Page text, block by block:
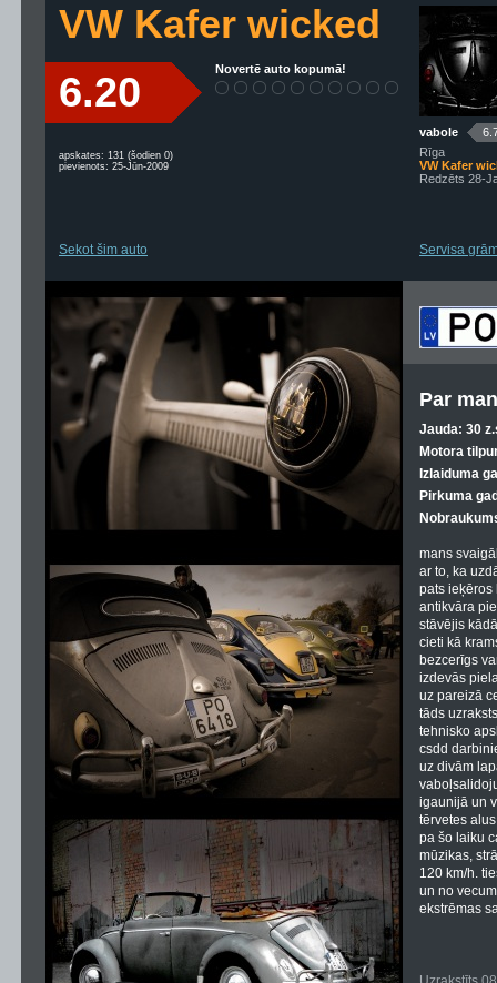
VW Kafer wicked
6.20 Novertē auto kopumā!
apskates: 131 (šodien 0)
pievienots: 25-Jūn-2009
Sekot šim auto
vabole
Rīga
VW Kafer
Redzēts 28-
Servisa
Par
Jauda: 30
Motora
Izlaiduma
Pirkuma
mans
ar to, ka
pats ieķēros
antikvāra
stāvējis
cieti kā
bezcerīgs
izdevās
uz pareizā
tāds
tehnisko
csdd
uz divām
igaunijā un
tērvetes
pa šo laiku
mūzikas,
120 km/h.
un no
ekstrēmas